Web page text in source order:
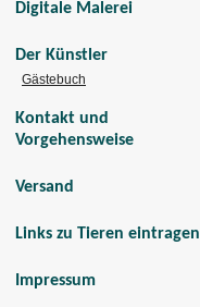
Digitale Malerei
Der Künstler
Gästebuch
Kontakt und
Vorgehensweise
Versand
Links zu Tieren eintragen
Impressum